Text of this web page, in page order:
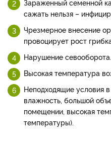
Зараженный семенной
сажать нельзя –
Чрезмерное внесение
провоцирует рост
Нарушение севооборота.
Высокая температура
Неподходящие условия
влажность, большой
помещении, высокая
температуры).